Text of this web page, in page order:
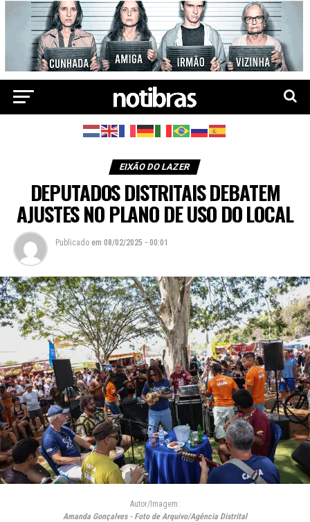
EIXÃO DO LAZER
DEPUTADOS DISTRITAIS DEBATEM
AJUSTES NO PLANO DE USO DO LOCAL
Publicado em 08/02/2025 - 00:01
Autor/Imagem:
Amanda Gonçalves - Foto de Arquivo/Agência Distrital